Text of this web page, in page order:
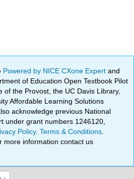
Powered by NICE CXone Expertand
of Education Open Textbook Pilot
of the Provost, the UC Davis Library,
Affordable Learning Solutions
acknowledge previous National
under grant numbers 1246120,
Policy.Terms & Conditions
more information contact us